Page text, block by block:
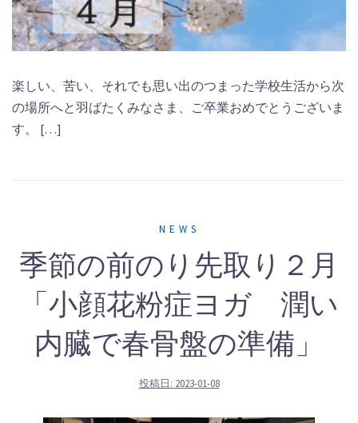
楽しい、苦い、それでも思い出のつまった学校生活から次
の場所へと羽ばたくみなさま、ご卒業おめでとうございま
す。 […]
NEWS
季節の前のり先取り２月
「小顔花粉症ヨガ 潤い
内臓で春骨盤の準備」
投稿日: 2023-01-08